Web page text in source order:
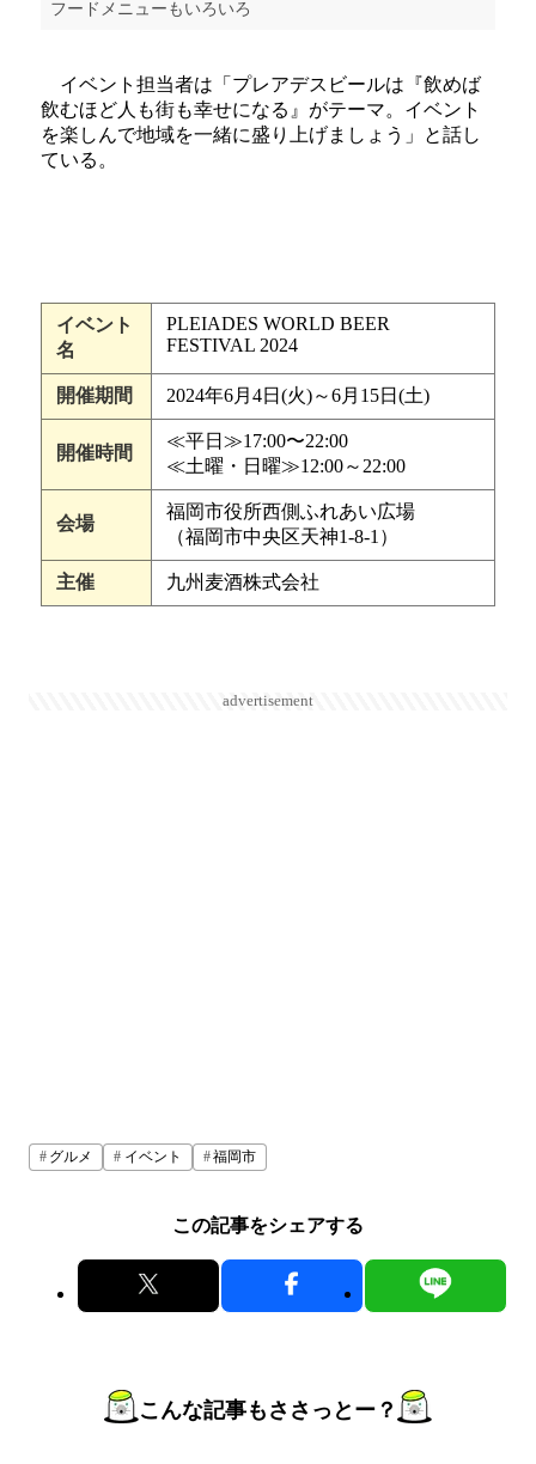
フードメニューもいろいろ
イベント担当者は「プレアデスビールは『飲めば
飲むほど人も街も幸せになる』がテーマ。イベント
を楽しんで地域を一緒に盛り上げましょう」と話し
ている。
イベント
名
PLEIADES WORLD BEER
FESTIVAL 2024
開催期間 2024年6月4日(火)～6月15日(土)
開催時間
≪平日≫17:00〜22:00
≪土曜・日曜≫12:00～22:00
会場
福岡市役所西側ふれあい広場
（福岡市中央区天神1-8-1）
主催 九州麦酒株式会社
advertisement
グルメ イベント 福岡市
この記事をシェアする
こんな記事もささっとー？